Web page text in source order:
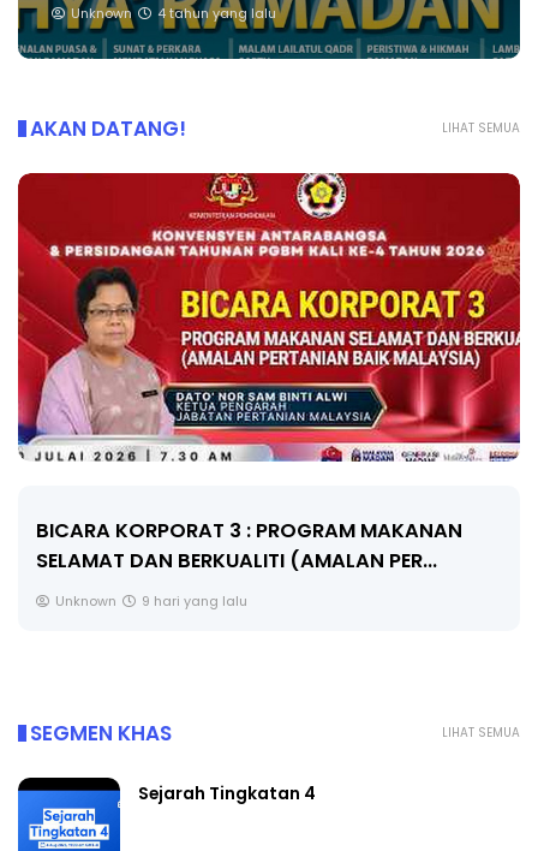
Unknown 4 tahun yang lalu
LIHAT SEMUA
AKAN DATANG!
BICARA KORPORAT 3 : PROGRAM MAKANAN
SELAMAT DAN BERKUALITI (AMALAN PER...
Unknown 9 hari yang lalu
LIHAT SEMUA
SEGMEN KHAS
Sejarah Tingkatan 4